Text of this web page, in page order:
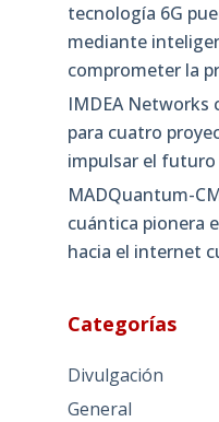
tecnología 6G
mediante
comprometer la
IMDEA Networks
para cuatro
impulsar el futuro
MADQuantum-
cuántica pionera
hacia el internet
Categorías
Divulgación
General